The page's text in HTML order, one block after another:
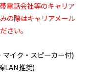
電話会社等のキャリア
の際はキャリアメール
さい。
マイク・スピーカー付)
LAN推奨)